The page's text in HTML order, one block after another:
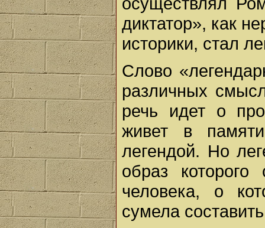
диктатор», как
историки, стал
Слово
различных
речь идет о
живет в
легендой. Но
образ
человека, о
сумела